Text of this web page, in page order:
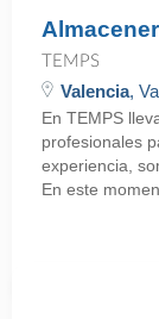
TEMPS
Valencia,
En TEMPS
profesionales
experiencia,
En este